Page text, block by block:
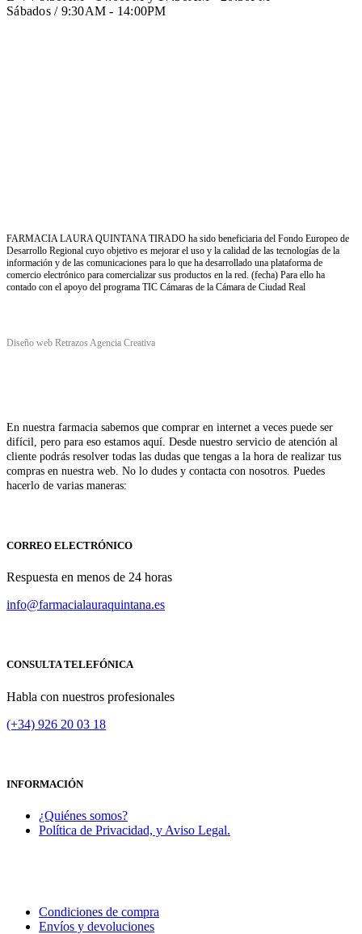
Sábados / 9:30AM - 14:00PM
FARMACIA LAURA QUINTANA TIRADO ha sido beneficiaria del Fondo Europeo de
Desarrollo Regional cuyo objetivo es mejorar el uso y la calidad de las tecnologías de la
información y de las comunicaciones para lo que ha desarrollado una plataforma de
comercio electrónico para comercializar sus productos en la red. (fecha) Para ello ha
contado con el apoyo del programa TIC Cámaras de la Cámara de Ciudad Real
Diseño web Retrazos Agencia Creativa
En nuestra farmacia sabemos que comprar en internet a veces puede ser
difícil, pero para eso estamos aquí. Desde nuestro servicio de atención al
cliente podrás resolver todas las dudas que tengas a la hora de realizar tus
compras en nuestra web. No lo dudes y contacta con nosotros. Puedes
hacerlo de varias maneras:
CORREO ELECTRÓNICO
Respuesta en menos de 24 horas
info@farmacialauraquintana.es
CONSULTA TELEFÓNICA
Habla con nuestros profesionales
(+34) 926 20 03 18
INFORMACIÓN
¿Quiénes somos?
Política de Privacidad, y Aviso Legal.
Condiciones de compra
Envíos y devoluciones